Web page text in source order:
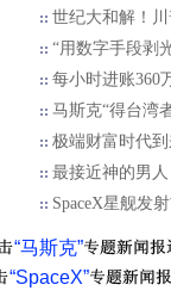
世纪大和解！
“用数字手段剥
每小时进账360
马斯克“得台湾
极端财富时代
最接近神的男
SpaceX星舰发
“马斯克”
“SpaceX”